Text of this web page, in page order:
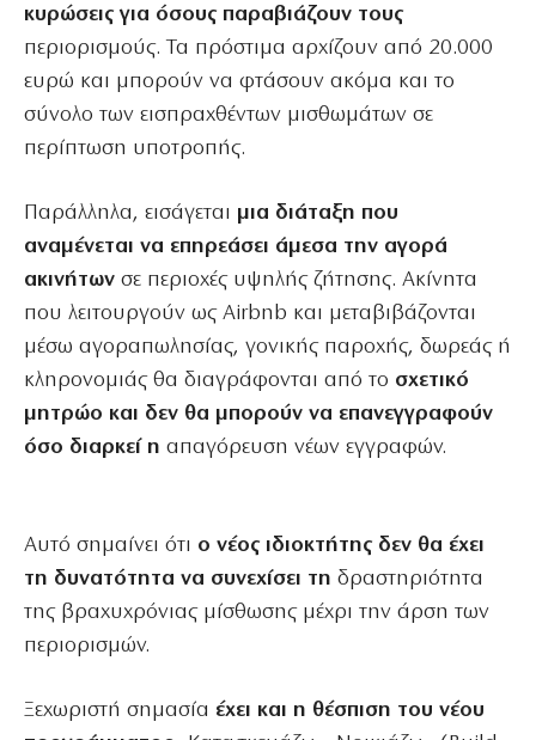
κυρώσεις για όσους παραβιάζουν τους
περιορισμούς. Τα πρόστιμα αρχίζουν από 20.000
ευρώ και μπορούν να φτάσουν ακόμα και το
σύνολο των εισπραχθέντων μισθωμάτων σε
περίπτωση υποτροπής.
Παράλληλα, εισάγεται μια διάταξη που
αναμένεται να επηρεάσει άμεσα την αγορά
ακινήτων σε περιοχές υψηλής ζήτησης. Ακίνητα
που λειτουργούν ως Airbnb και μεταβιβάζονται
μέσω αγοραπωλησίας, γονικής παροχής, δωρεάς ή
κληρονομιάς θα διαγράφονται από το σχετικό
μητρώο και δεν θα μπορούν να επανεγγραφούν
όσο διαρκεί η απαγόρευση νέων εγγραφών.
Αυτό σημαίνει ότι ο νέος ιδιοκτήτης δεν θα έχει
τη δυνατότητα να συνεχίσει τη δραστηριότητα
της βραχυχρόνιας μίσθωσης μέχρι την άρση των
περιορισμών.
Ξεχωριστή σημασία έχει και η θέσπιση του νέου